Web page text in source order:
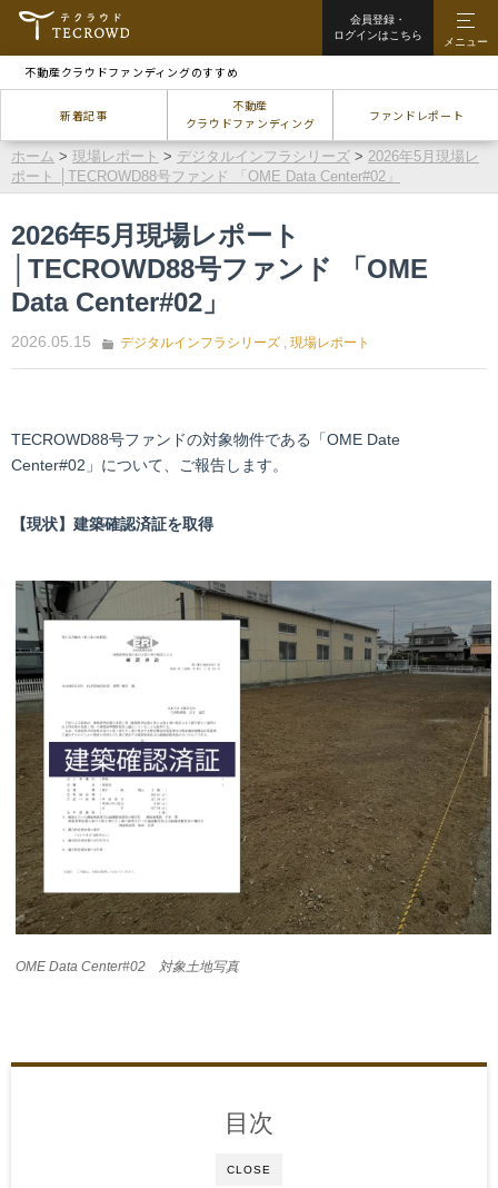
会員登録・
ログインはこちら
不動産クラウドファンディングのすすめ
新着記事
不動産
クラウドファンディング
ファンドレポート
メニュー
ホーム > 現場レポート > デジタルインフラシリーズ > 2026年5月現場レ
ポート │TECROWD88号ファンド 「OME Data Center#02」
2026年5月現場レポート
│TECROWD88号ファンド 「OME
Data Center#02」
2026.05.15 デジタルインフラシリーズ , 現場レポート
TECROWD88号ファンドの対象物件である「OME Date
Center#02」について、ご報告します。
【現状】建築確認済証を取得
OME Data Center#02 対象土地写真
CLOSE
目次